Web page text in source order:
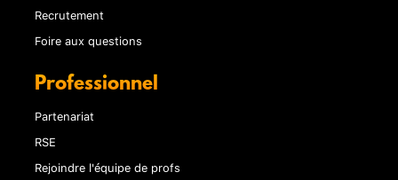
Recrutement
Foire aux questions
Professionnel
Partenariat
RSE
Rejoindre l'équipe de profs